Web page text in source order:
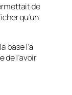
de
qu’un
base l’a
de l’avoir